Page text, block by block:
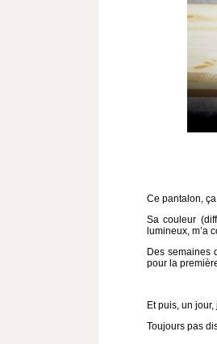
Ce pantalon,
Sa couleur
lumineux, m’a
Des semaines
pour la
Et puis, un jour,
Toujours pas